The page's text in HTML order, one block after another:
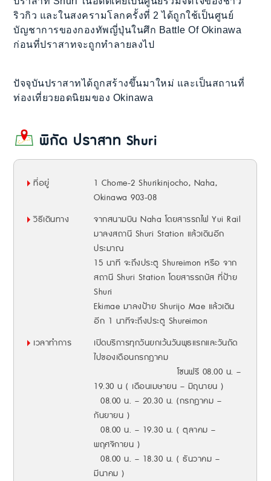
ริวกิว และในสงครามโลกครั้งที่ 2 ได้ถูกใช้เป็นศูนย์
บัญชาการของกองทัพญี่ปุ่นในศึก Battle Of Okinawa
ก่อนที่ปราสาทจะถูกทำลายลงไป
ปัจจุบันปราสาทได้ถูกสร้างขึ้นมาใหม่ และเป็นสถานที่
ท่องเที่ยวยอดนิยมของ Okinawa
พิกัด ปราสาท Shuri
ที่อยู่
1 Chome-2 Shurikinjocho, Naha,
Okinawa 903-08
วิธีเดินทาง
จากสนามบิน Naha โดยสารรถไฟ Yui Rail
มาลงสถานี Shuri Station แล้วเดินอีก
ประมาณ
15 นาที จะถึงประตู Shureimon หรือ จาก
สถานี Shuri Station โดยสารรถบัส ที่ป้าย
Shuri
Ekimae มาลงป้าย Shurijo Mae แล้วเดิน
อีก 1 นาทีจะถึงประตู Shureimon
เวลาทำการ
เปิดบริการทุกวันยกเว้นวันพุธแรกและวันถัด
ไปของเดือนกรกฎาคม
โซนฟรี 08.00 น. –
19.30 น ( เดือนเมษายน – มิถุนายน )
08.00 น. – 20.30 น. (กรกฎาคม –
กันยายน )
08.00 น. – 19.30 น. ( ตุลาคม –
พฤศจิกายน )
08.00 น. – 18.30 น. ( ธันวาคม –
มีนาคม )